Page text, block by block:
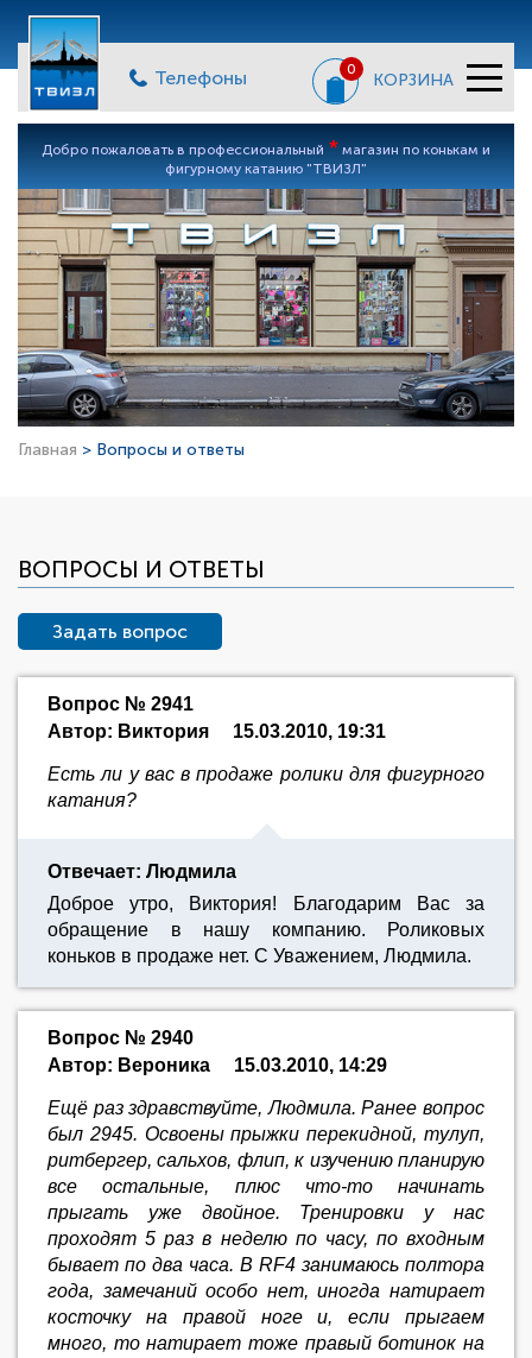
Телефоны 0
КОРЗИНА
Добро пожаловать в профессиональный * магазин по конькам и
фигурному катанию "ТВИЗЛ"
Главная > Вопросы и ответы
ВОПРОСЫ И ОТВЕТЫ
Задать вопрос
Вопрос № 2941
Автор: Виктория
15.03.2010, 19:31
Есть ли у вас в продаже ролики для фигурного
катания?
Отвечает: Людмила
Доброе утро, Виктория! Благодарим Вас за
обращение в нашу компанию. Роликовых
коньков в продаже нет. С Уважением, Людмила.
Вопрос № 2940
Автор: Вероника
15.03.2010, 14:29
Ещё раз здравствуйте, Людмила. Ранее вопрос
был 2945. Освоены прыжки перекидной, тулуп,
ритбергер, сальхов, флип, к изучению планирую
все остальные, плюс что-то начинать
прыгать уже двойное. Тренировки у нас
проходят 5 раз в неделю по часу, по входным
бывает по два часа. В RF4 занимаюсь полтора
года, замечаний особо нет, иногда натирает
косточку на правой ноге и, если прыгаем
много, то натирает тоже правый ботинок на